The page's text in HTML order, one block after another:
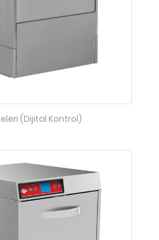
(Dijital Kontrol)